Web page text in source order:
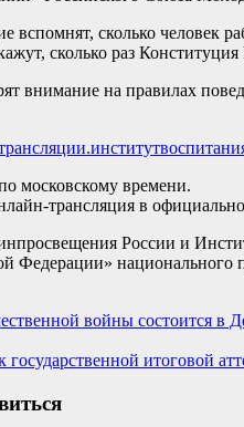
вспомнят, сколько
сколько раз
внимание на правилах
московскому времени.
трансляция в
России и
Федерации» национального
войны состоится в
итоговой